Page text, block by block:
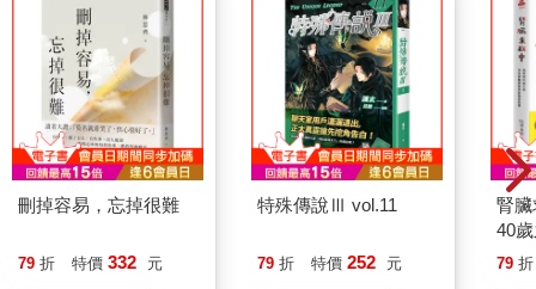
我所花費的時間，並不能以時鐘來計算，而是一種看不見的努
力，所以無法告訴你花掉的時間數字，但是肯定花了很大的力
氣。我生平第一次寫那麼長的信，當然不是一口氣就寫成，其實
一天也寫不完。我是一逮到空閒，就坐在書桌上持續地寫。不
過，那也不算什麼。假如我看到的你哥哥，我所理解的你哥哥，
能夠躍然於這封信當中的話，即使花費比現在多幾倍的時間和勞
力，我也不厭其煩。我為親愛的你哥哥而寫這封信，同時也為同
樣親愛哥哥的你而寫這封信，最後就是為充滿慈愛的老人家，也
就是你和你哥哥的父親、母親而寫這封信。我所看到的你哥哥，
你們理解的哥哥吧！假如這封信值得付出這樣的努力，其價值完
刪掉容易，忘掉很難
79 折 特價 332 元
特殊傳說Ⅲ vol.11
79 折 特價 252 元
腎
40
就
79 折